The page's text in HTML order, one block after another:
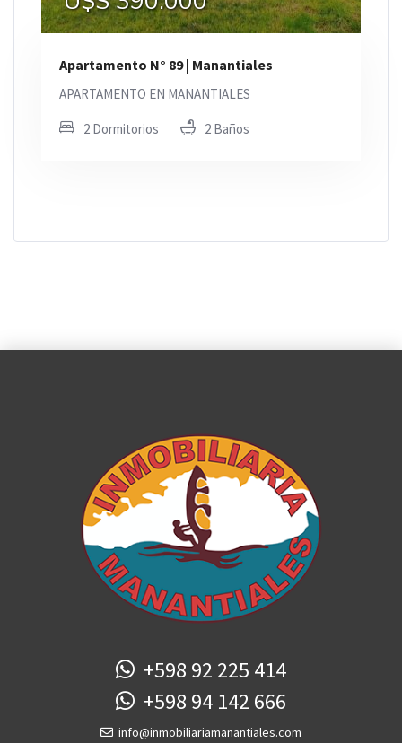
Apartamento N° 89 | Manantiales
APARTAMENTO EN MANANTIALES
2 Dormitorios 2 Baños
+598 92 225 414
+598 94 142 666
info@inmobiliariamanantiales.com